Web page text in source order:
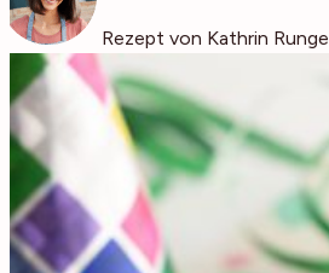
Rezept von Kathrin Runge